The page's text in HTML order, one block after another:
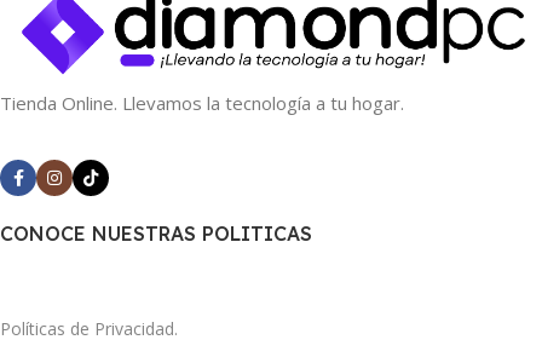
Tienda Online. Llevamos la tecnología a tu hogar.
CONOCE NUESTRAS POLITICAS
Políticas de Privacidad.